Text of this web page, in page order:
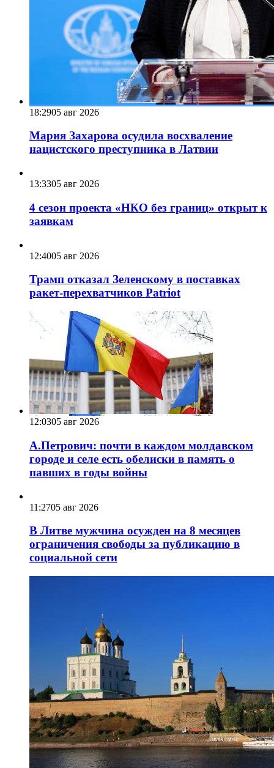
18:2905 авг 2026
Мария Захарова осудила восхваление
нацистского преступника в Латвии
13:3305 авг 2026
4 сезон проекта «НКО без границ» открыт к
заявкам
12:4005 авг 2026
Трамп отказал Зеленскому в поставках
ракет-перехватчиков Patriot
12:0305 авг 2026
А.Петрович: почти в каждом молдавском
городе и селе есть обелиски в память о
павших в годы войны
11:2705 авг 2026
В Литве мужчина осужден на 8 месяцев
ограничения свободы за публикацию в
социальной сети